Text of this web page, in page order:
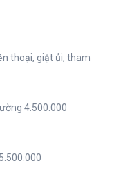
thoại, giặt ủi, tham
4.500.000